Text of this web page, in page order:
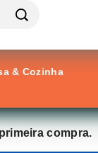
& Cozinha
compra.